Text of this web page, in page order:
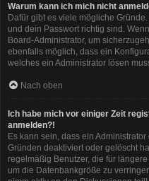
Warum kann ich mich nicht
Dafür gibt es viele mögliche
und dein Passwort richtig sind.
Board-Administrator, um
ebenfalls möglich, dass ein
welches ein Administrator lösen
Nach oben
Ich habe mich vor einiger Zeit
anmelden?!
Es kann sein, dass ein
Gründen deaktiviert oder gelöscht
regelmäßig Benutzer, die für
um die Datenbankgröße zu